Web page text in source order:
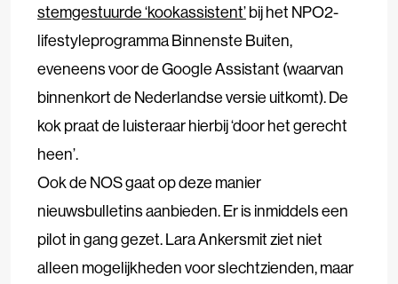
stemgestuurde ‘kookassistent’bij het NPO2-
lifestyleprogramma Binnenste Buiten,
eveneens voor de Google Assistant (waarvan
binnenkort de Nederlandse versie uitkomt). De
kok praat de luisteraar hierbij ‘door het gerecht
heen’.
Ook de NOS gaat op deze manier
nieuwsbulletins aanbieden. Er is inmiddels een
pilot in gang gezet. Lara Ankersmit ziet niet
alleen mogelijkheden voor slechtzienden, maar